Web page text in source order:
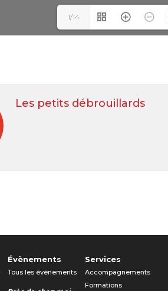
1/14
Les petits débrouillards
Évènements
Tous les évènements
Services
Accompagnements
Formations